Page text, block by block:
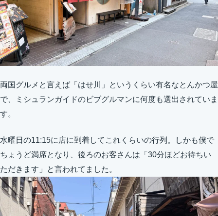
両国グルメと言えば「はせ川」というくらい有名なとんかつ屋
で、ミシュランガイドのビブグルマンに何度も選出されていま
す。
水曜日の11:15に店に到着してこれくらいの行列。しかも僕で
ちょうど満席となり、後ろのお客さんは「30分ほどお待ちい
ただきます」と言われてました。